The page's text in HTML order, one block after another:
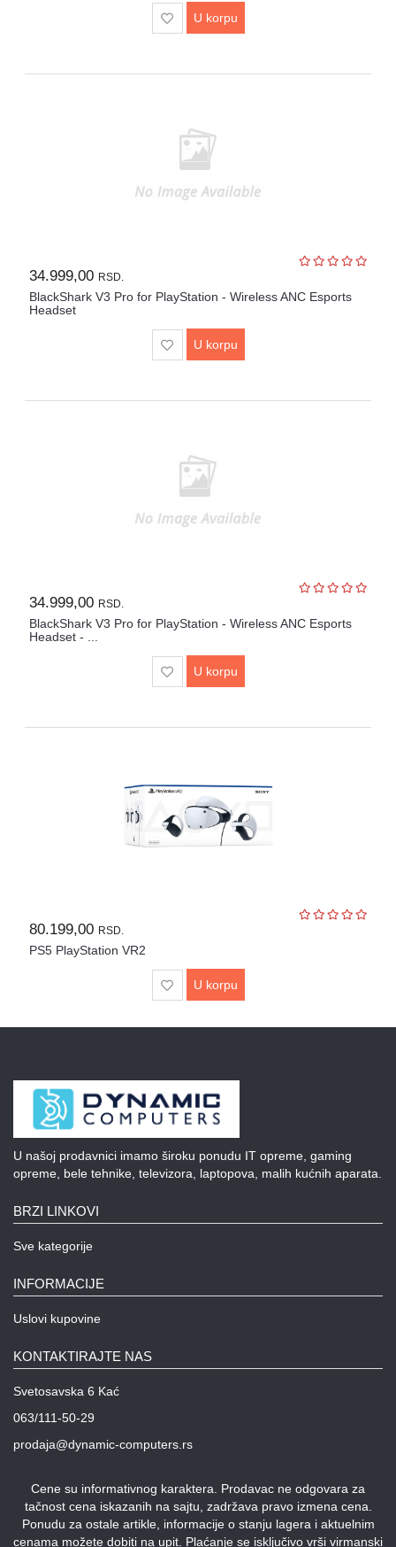
U korpu
34.999,00 RSD.
BlackShark V3 Pro for PlayStation - Wireless ANC Esports
Headset
U korpu
34.999,00 RSD.
BlackShark V3 Pro for PlayStation - Wireless ANC Esports
Headset - ...
U korpu
80.199,00 RSD.
PS5 PlayStation VR2
U korpu
U našoj prodavnici imamo široku ponudu IT opreme, gaming
opreme, bele tehnike, televizora, laptopova, malih kućnih aparata.
BRZI LINKOVI
Sve kategorije
INFORMACIJE
Uslovi kupovine
KONTAKTIRAJTE NAS
Svetosavska 6 Kać
063/111-50-29
prodaja@dynamic-computers.rs
Cene su informativnog karaktera. Prodavac ne odgovara za
tačnost cena iskazanih na sajtu, zadržava pravo izmena cena.
Ponudu za ostale artikle, informacije o stanju lagera i aktuelnim
cenama možete dobiti na upit. Plaćanje se isključivo vrši virmanski